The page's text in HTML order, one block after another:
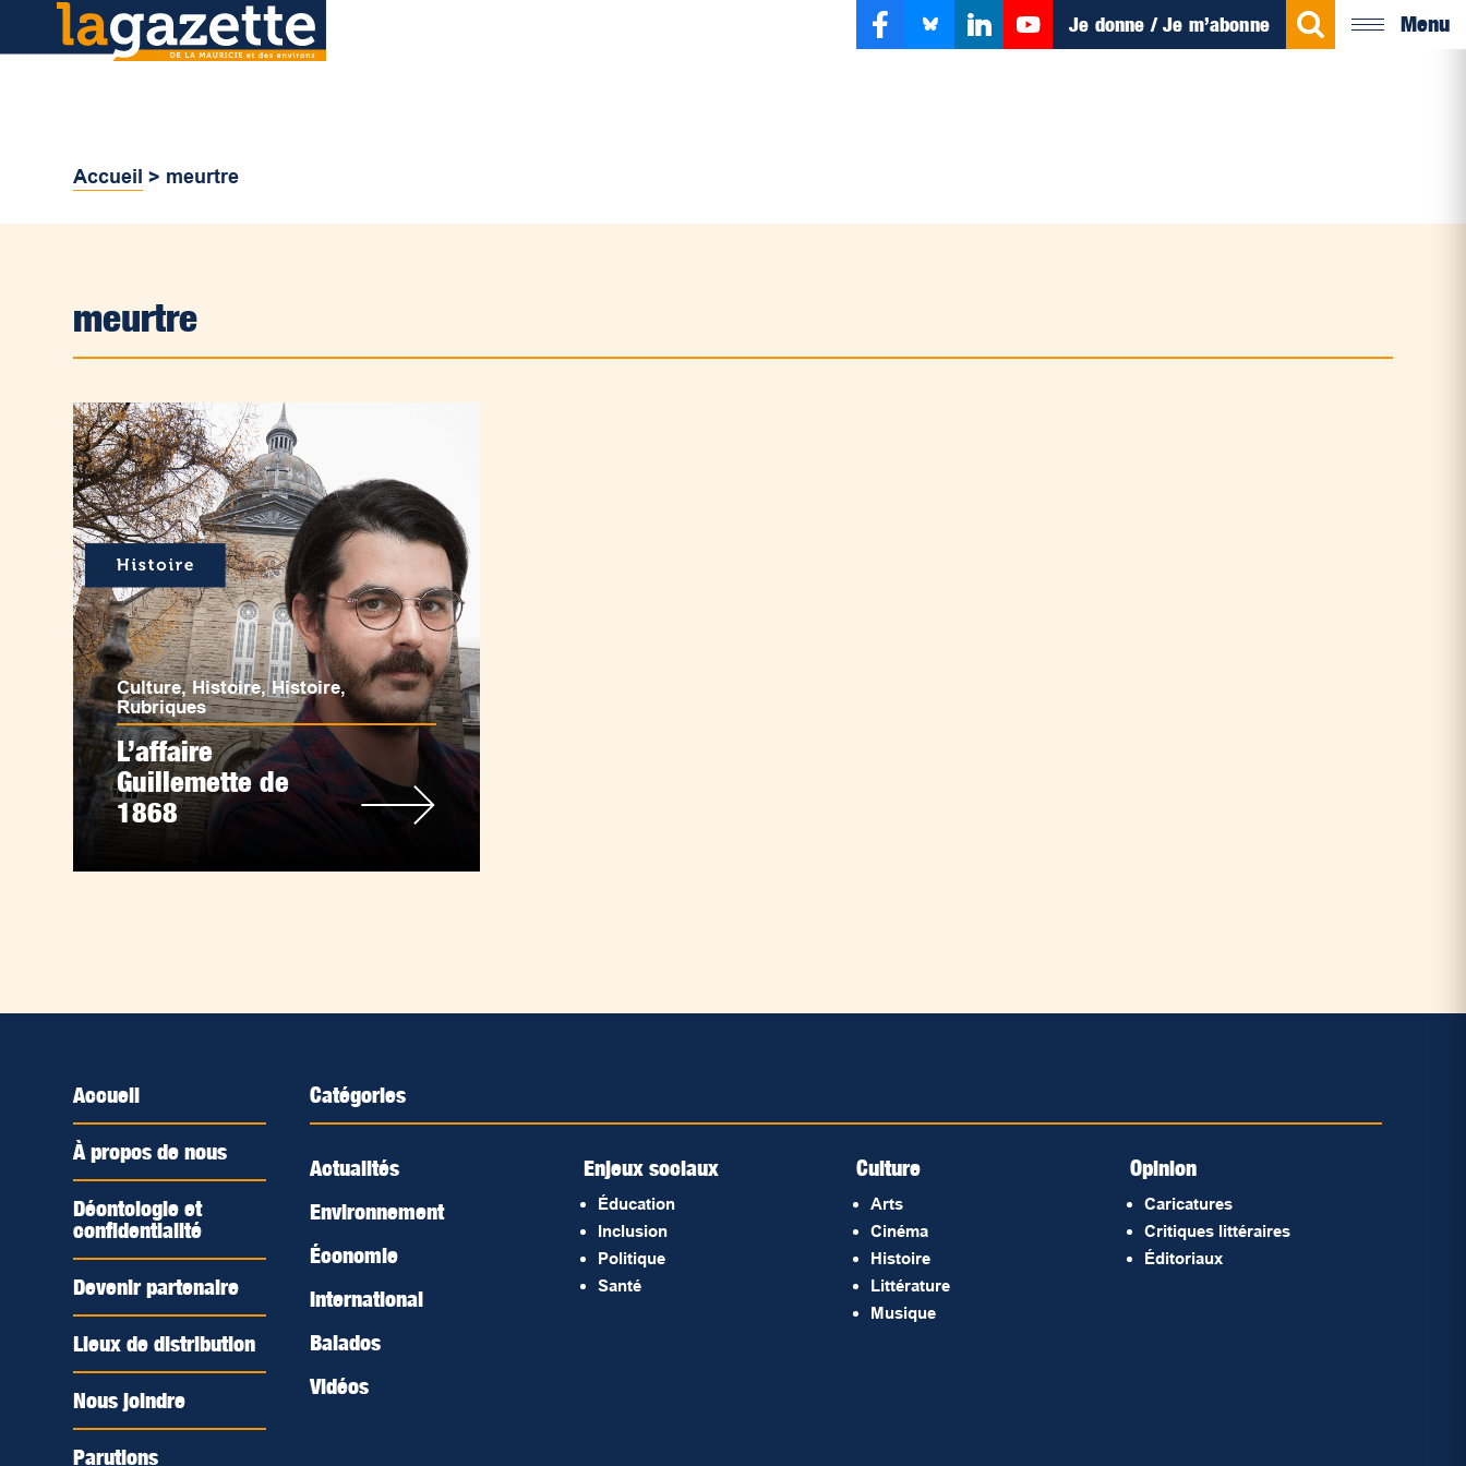
Je donne / Je m’abonne Menu
Accueil > meurtre
meurtre
Culture,Histoire,Histoire,
Rubriques
L’affaire
Guillemette de
1868
Accueil
À propos de nous
Déontologie et
confidentialité
Devenir partenaire
Lieux de distribution
Nous joindre
Parutions
Catégories
Actualités
Environnement
Économie
International
Balados
Vidéos
Enjeux sociaux
Éducation
Inclusion
Politique
Santé
Culture
Arts
Cinéma
Histoire
Littérature
Musique
Opinion
Caricatures
Critiques littéraires
Éditoriaux